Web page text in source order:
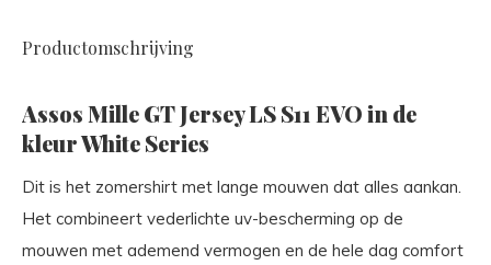
Productomschrijving
Assos Mille GT Jersey LS S11 EVO in de
kleur White Series
Dit is het zomershirt met lange mouwen dat alles aankan.
Het combineert vederlichte uv-bescherming op de
mouwen met ademend vermogen en de hele dag comfort